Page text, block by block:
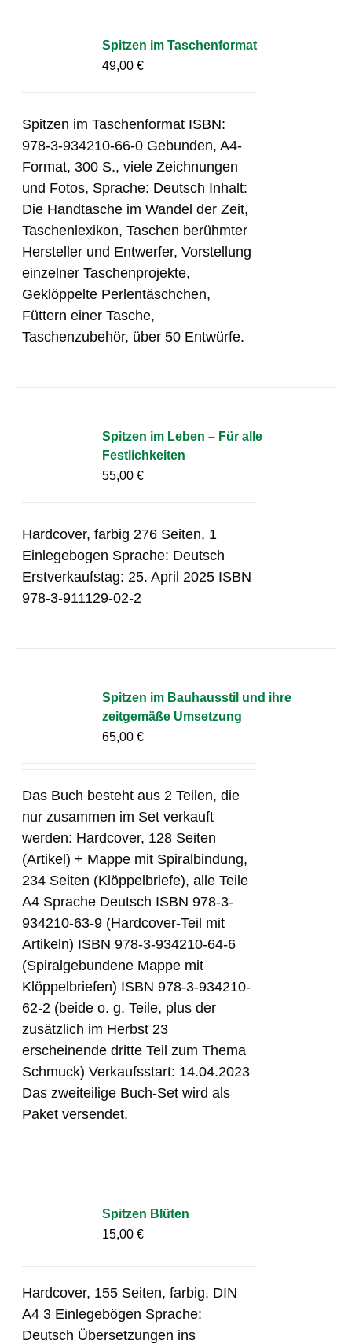
Spitzen im Taschenformat
49,00€
Spitzen im Taschenformat ISBN:
978-3-934210-66-0 Gebunden, A4-
Format, 300 S., viele Zeichnungen
und Fotos, Sprache: Deutsch Inhalt:
Die Handtasche im Wandel der Zeit,
Taschenlexikon, Taschen berühmter
Hersteller und Entwerfer, Vorstellung
einzelner Taschenprojekte,
Geklöppelte Perlentäschchen,
Füttern einer Tasche,
Taschenzubehör, über 50 Entwürfe.
Spitzen im Leben – Für alle
Festlichkeiten
55,00€
Hardcover, farbig 276 Seiten, 1
Einlegebogen Sprache: Deutsch
Erstverkaufstag: 25. April 2025 ISBN
978-3-911129-02-2
Spitzen im Bauhausstil und ihre
zeitgemäße Umsetzung
65,00€
Das Buch besteht aus 2 Teilen, die
nur zusammen im Set verkauft
werden: Hardcover, 128 Seiten
(Artikel) + Mappe mit Spiralbindung,
234 Seiten (Klöppelbriefe), alle Teile
A4 Sprache Deutsch ISBN 978-3-
934210-63-9 (Hardcover-Teil mit
Artikeln) ISBN 978-3-934210-64-6
(Spiralgebundene Mappe mit
Klöppelbriefen) ISBN 978-3-934210-
62-2 (beide o. g. Teile, plus der
zusätzlich im Herbst 23
erscheinende dritte Teil zum Thema
Schmuck) Verkaufsstart: 14.04.2023
Das zweiteilige Buch-Set wird als
Paket versendet.
Spitzen Blüten
15,00€
Hardcover, 155 Seiten, farbig, DIN
A4 3 Einlegebögen Sprache:
Deutsch Übersetzungen ins